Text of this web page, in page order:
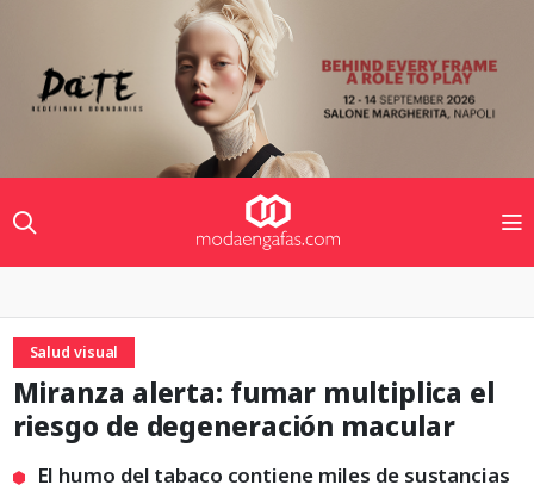
Salud visual
Miranza alerta: fumar multiplica el
riesgo de degeneración macular
El humo del tabaco contiene miles de sustancias